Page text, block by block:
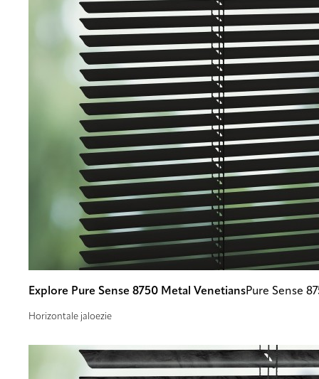
Explore Pure Sense 8750 Metal VenetiansPure Sense
Horizontale jaloezie